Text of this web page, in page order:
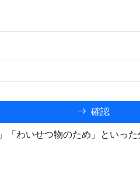
確認
「わいせつ物のため」といっ